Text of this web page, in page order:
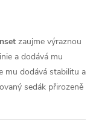
zaujme výraznou
a dodává mu
mu dodává stabilitu a
sedák přirozeně